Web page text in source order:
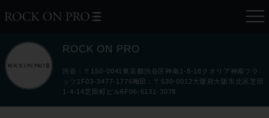
ROCK ON PRO
渋谷：〒150-0041東京都渋谷区神南1-8-18クオリア神南フラ
ッツ1F03-3477-1776梅田：〒530-0012大阪府大阪市北区芝田
1-4-14芝田町ビル6F06-6131-3078